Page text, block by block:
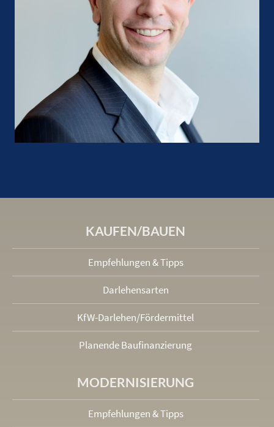
KAUFEN/BAUEN
Empfehlungen & Tipps
Darlehensarten
KfW-Darlehen/Fördermittel
Planende Baufinanzierung
MODERNISIERUNG
Empfehlungen & Tipps